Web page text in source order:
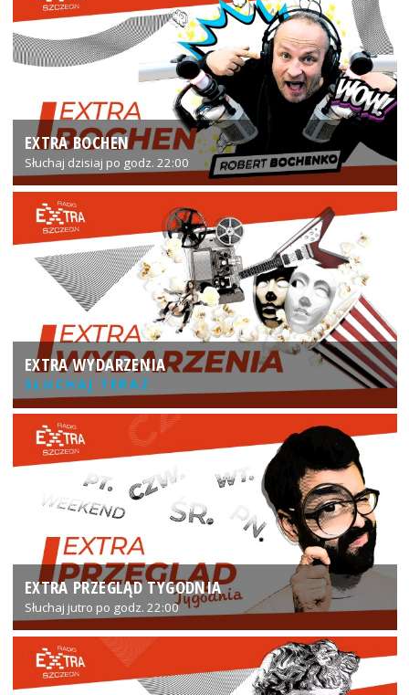
EXTRA BOCHEN
Słuchaj dzisiaj po godz. 22:00
EXTRA WYDARZENIA
SŁUCHAJ TERAZ
EXTRA PRZEGLĄD TYGODNIA
Słuchaj jutro po godz. 22:00